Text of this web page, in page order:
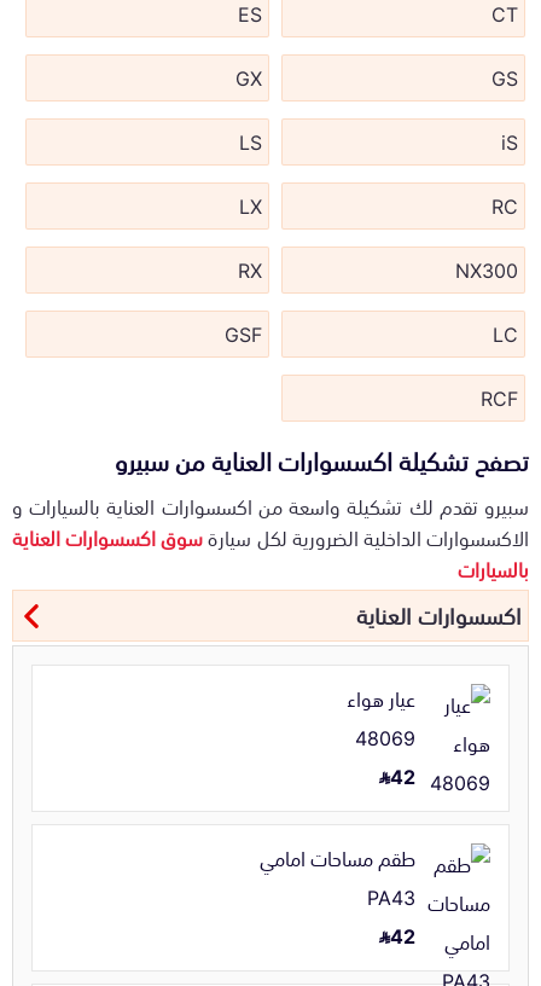
CT
ES
GS
GX
iS
LS
RC
LX
NX300
RX
LC
GSF
RCF
تصفح تشكيلة اكسسوارات العناية من سبيرو
سبيرو تقدم لك تشكيلة واسعة من اكسسوارات العناية بالسيارات و
الاكسسوارات الداخلية الضرورية لكل سيارةسوق اكسسوارات العناية
بالسيارات
اكسسوارات العناية
عيار هواء
48069
42
طقم مساحات امامي
PA43
42